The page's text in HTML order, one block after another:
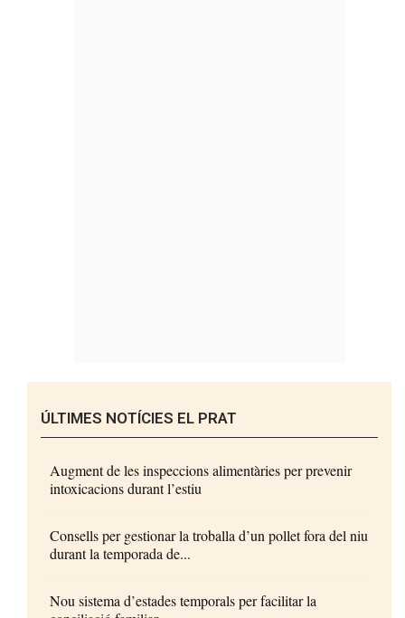
ÚLTIMES NOTÍCIES EL PRAT
Augment de les inspeccions alimentàries per prevenir
intoxicacions durant l’estiu
Consells per gestionar la troballa d’un pollet fora del niu
durant la temporada de...
Nou sistema d’estades temporals per facilitar la